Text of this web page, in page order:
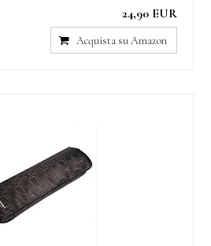
24,90 EUR
Acquista su Amazon